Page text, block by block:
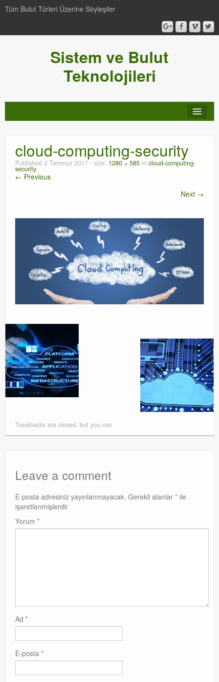
Tüm Bulut Türleri Üzerine Söyleşiler
Sistem ve Bulut
Teknolojileri
Genel
Video-Webcast-Seminer
Orchestrator
Watchguard
PHP & MySQL
Exchange
cloud-computing-security
Published 2 Temmuz 2017 - size: 1280 × 585 in cloud-computing-
security
← Previous
Next →
Trackbacks are closed, but you can
Leave a comment
E-posta adresiniz yayınlanmayacak. Gerekli alanlar * ile
işaretlenmişlerdir
Yorum *
Ad *
E-posta *